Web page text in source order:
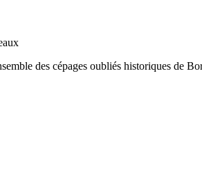
des cépages oubliés historiques de